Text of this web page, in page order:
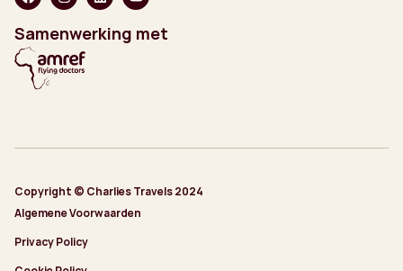
Samenwerking met
Copyright © Charlies Travels 2024
Algemene Voorwaarden
Privacy Policy